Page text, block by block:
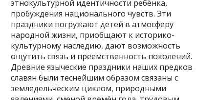
этнокультурной идентичности ребёнка,
пробуждения национального чувств. Эти
праздники погружают детей в атмосферу
народной жизни, приобщают к историко-
культурному наследию, дают возможность
ощутить связь и преемственность поколений.
Древние языческие праздники наших предков
славян были теснейшим образом связаны с
земледельческим циклом, природными